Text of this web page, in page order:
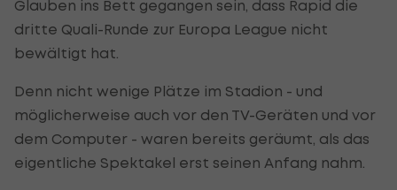
Glauben ins Bett gegangen sein, dass Rapid die
dritte Quali-Runde zur Europa League nicht
bewältigt hat.
Denn nicht wenige Plätze im Stadion - und
möglicherweise auch vor den TV-Geräten und vor
dem Computer - waren bereits geräumt, als das
eigentliche Spektakel erst seinen Anfang nahm.